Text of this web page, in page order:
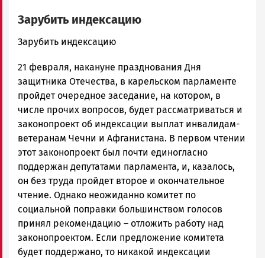
Зарубить индексацию
admintimur
Петрозаводска
и
Карелии
|
Петрозаводск
ГОВОРИТ
Зарубить индексацию
21 февраля, накануне празднования Дня
защитника Отечества, в карельском парламенте
пройдет очередное заседание, на котором, в
числе прочих вопросов, будет рассматриваться и
законопроект об индексации выплат инвалидам-
ветеранам Чечни и Афганистана. В первом чтении
этот законопроект был почти единогласно
поддержан депутатами парламента, и, казалось,
он без труда пройдет второе и окончательное
чтение. Однако неожиданно комитет по
социальной поправки большинством голосов
принял рекомендацию – отложить работу над
законопроектом. Если предложение комитета
будет поддержано, то никакой индексации